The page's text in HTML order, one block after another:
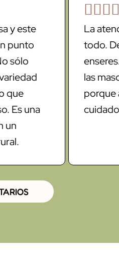
y este
punto
sólo
que
Es una
un

La
todo.
las
porque